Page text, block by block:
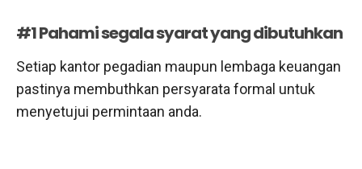
#1 Pahami segala syarat yang dibutuhkan
Setiap kantor pegadian maupun lembaga keuangan
pastinya membuthkan persyarata formal untuk
menyetujui permintaan anda.